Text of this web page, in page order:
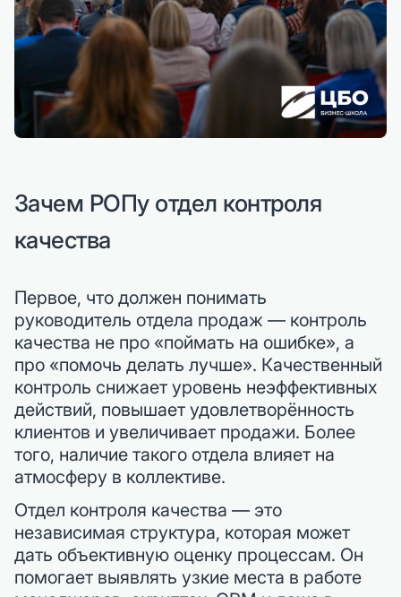
Зачем РОПу отдел контроля
качества
Первое, что должен понимать
руководитель отдела продаж — контроль
качества не про «поймать на ошибке», а
про «помочь делать лучше». Качественный
контроль снижает уровень неэффективных
действий, повышает удовлетворённость
клиентов и увеличивает продажи. Более
того, наличие такого отдела влияет на
атмосферу в коллективе.
Отдел контроля качества — это
независимая структура, которая может
дать объективную оценку процессам. Он
помогает выявлять узкие места в работе